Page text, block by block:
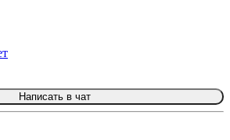
Написать в чат